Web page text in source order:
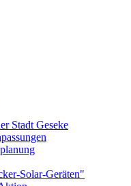
Stadt Geseke
Solar-Geräten"